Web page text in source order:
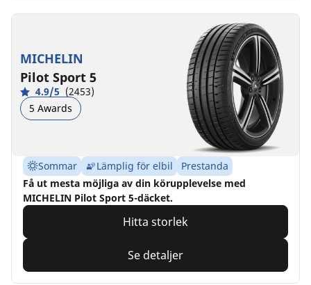
MICHELIN
Pilot Sport 5
4.9/5 (2453)
5 Awards
Sommar Lämplig för elbil
Prestanda
Få ut mesta möjliga av din körupplevelse med
MICHELIN Pilot Sport 5-däcket.
Hitta storlek
Se detaljer